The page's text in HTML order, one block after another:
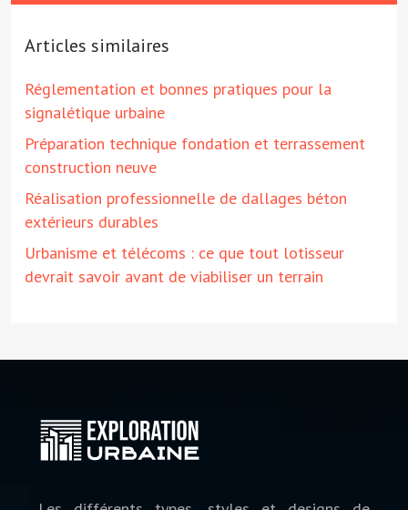
Articles similaires
Réglementation et bonnes pratiques pour la
signalétique urbaine
Préparation technique fondation et terrassement
construction neuve
Réalisation professionnelle de dallages béton
extérieurs durables
Urbanisme et télécoms : ce que tout lotisseur
devrait savoir avant de viabiliser un terrain